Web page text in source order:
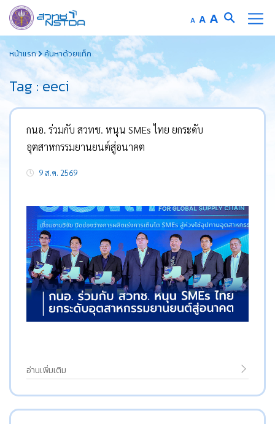
to
content
A Decrease
font
AReset
font
A Increase
font
หน้าแรก ค้นหาด้วยแท็ก
Tag : eeci
กนอ. ร่วมกับ สวทช. หนุน SMEs ไทย ยกระดับ
อุตสาหกรรมยานยนต์สู่อนาคต
9 ส.ค. 2569
อ่านเพิ่มเติม